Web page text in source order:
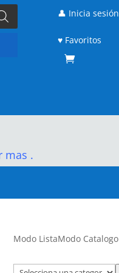
👤 Inicia sesión
♥ Favoritos
mas .
Modo ListaModo Catalogo
Selecciona